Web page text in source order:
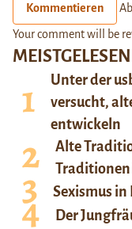
MEISTGELESEN
Unter der
versucht,
entwickeln
Alte
Sexismus
Der
Kommentieren
Your comment will be